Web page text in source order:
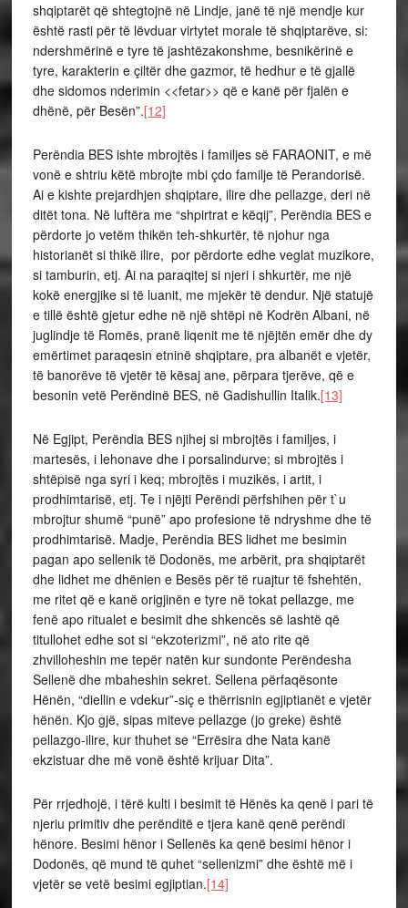
shqiptarët që shtegtojnë në Lindje, janë të një mendje kur
është rasti për të lëvduar virtytet morale të shqiptarëve, si:
ndershmërinë e tyre të jashtëzakonshme, besnikërinë e
tyre, karakterin e çiltër dhe gazmor, të hedhur e të gjallë
dhe sidomos nderimin <<fetar>> që e kanë për fjalën e
dhënë, për Besën”.[12]
Perëndia BES ishte mbrojtës i familjes së FARAONIT, e më
vonë e shtriu këtë mbrojte mbi çdo familje të Perandorisë.
Ai e kishte prejardhjen shqiptare, ilire dhe pellazge, deri në
ditët tona. Në luftëra me “shpirtrat e këqij”, Perëndia BES e
përdorte jo vetëm thikën teh-shkurtër, të njohur nga
historianët si thikë ilire, por përdorte edhe veglat muzikore,
si tamburin, etj. Ai na paraqitej si njeri i shkurtër, me një
kokë energjike si të luanit, me mjekër të dendur. Një statujë
e tillë është gjetur edhe në një shtëpi në Kodrën Albani, në
juglindje të Romës, pranë liqenit me të njëjtën emër dhe dy
emërtimet paraqesin etninë shqiptare, pra albanët e vjetër,
të banorëve të vjetër të kësaj ane, përpara tjerëve, që e
besonin vetë Perëndinë BES, në Gadishullin Italik.[13]
Në Egjipt, Perëndia BES njihej si mbrojtës i familjes, i
martesës, i lehonave dhe i porsalindurve; si mbrojtës i
shtëpisë nga syri i keq; mbrojtës i muzikës, i artit, i
prodhimtarisë, etj. Te i njëjti Perëndi përfshihen për t`u
mbrojtur shumë “punë” apo profesione të ndryshme dhe të
prodhimtarisë. Madje, Perëndia BES lidhet me besimin
pagan apo sellenik të Dodonës, me arbërit, pra shqiptarët
dhe lidhet me dhënien e Besës për të ruajtur të fshehtën,
me ritet që e kanë origjinën e tyre në tokat pellazge, me
fenë apo ritualet e besimit dhe shkencës së lashtë që
titullohet edhe sot si “ekzoterizmi”, në ato rite që
zhvilloheshin me tepër natën kur sundonte Perëndesha
Sellenë dhe mbaheshin sekret. Sellena përfaqësonte
Hënën, “diellin e vdekur”-siç e thërrisnin egjiptianët e vjetër
hënën. Kjo gjë, sipas miteve pellazge (jo greke) është
pellazgo-ilire, kur thuhet se “Errësira dhe Nata kanë
ekzistuar dhe më vonë është krijuar Dita”.
Për rrjedhojë, i tërë kulti i besimit të Hënës ka qenë i pari të
njeriu primitiv dhe perënditë e tjera kanë qenë perëndi
hënore. Besimi hënor i Sellenës ka qenë besimi hënor i
Dodonës, që mund të quhet “sellenizmi” dhe është më i
vjetër se vetë besimi egjiptian.[14]